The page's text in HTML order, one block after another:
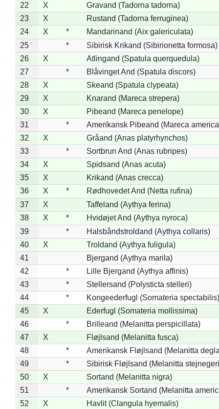
22
X
Gravand (Tadorna tadorna)
23
X
Rustand (Tadorna ferruginea)
24
X *
Mandarinand (Aix galericulata)
25
*
Sibirisk Krikand (Sibirionetta formosa)
26
X
Atlingand (Spatula querquedula)
27
*
Blåvinget And (Spatula discors)
28
X
Skeand (Spatula clypeata)
29
X
Knarand (Mareca strepera)
30
X
Pibeand (Mareca penelope)
31
*
Amerikansk Pibeand (Mareca
32
X
Gråand (Anas platyrhynchos)
33
*
Sortbrun And (Anas rubripes)
34
X
Spidsand (Anas acuta)
35
X
Krikand (Anas crecca)
36
X *
Rødhovedet And (Netta rufina)
37
X
Taffeland (Aythya ferina)
38
X *
Hvidøjet And (Aythya nyroca)
39
*
Halsbåndstroldand (Aythya collaris)
40
X
Troldand (Aythya fuligula)
41
Bjergand (Aythya marila)
42
*
Lille Bjergand (Aythya affinis)
43
*
Stellersand (Polysticta stelleri)
44
*
Kongeederfugl (Somateria spectabilis)
45
X
Ederfugl (Somateria mollissima)
46
*
Brilleand (Melanitta perspicillata)
47
X
Fløjlsand (Melanitta fusca)
48
*
Amerikansk Fløjlsand (Melanitta
49
*
Sibirisk Fløjlsand (Melanitta
50
X
Sortand (Melanitta nigra)
51
*
Amerikansk Sortand (Melanitta
52
X
Havlit (Clangula hyemalis)